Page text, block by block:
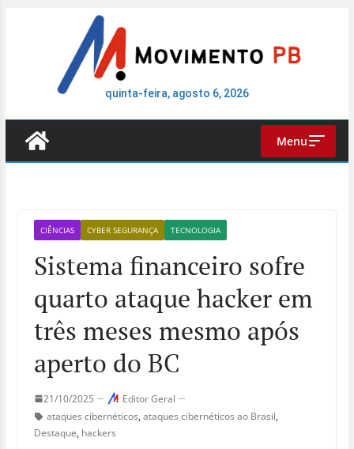
conteúdo
quinta-feira, agosto 6, 2026
Menu
CIÊNCIAS CYBER SEGURANÇA TECNOLOGIA
Sistema financeiro sofre
quarto ataque hacker em
três meses mesmo após
aperto do BC
21/10/2025
Editor Geral
ataques cibernéticos,ataques cibernéticos ao Brasil,
Destaque, hackers